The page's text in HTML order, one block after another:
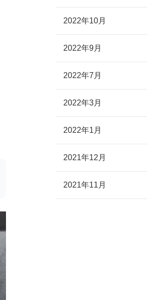
2022年10月
2022年9月
2022年7月
2022年3月
2022年1月
2021年12月
2021年11月